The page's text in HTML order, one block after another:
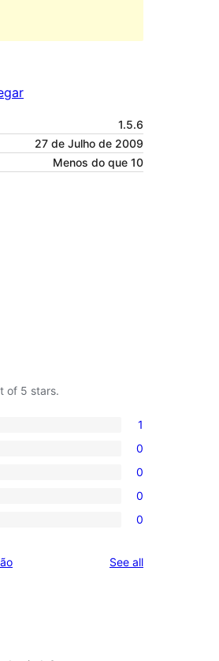
1.5.6
27 de Julho de 2009
Menos do que 10
of 5 stars.
1
0
0
0
0
See allreviews